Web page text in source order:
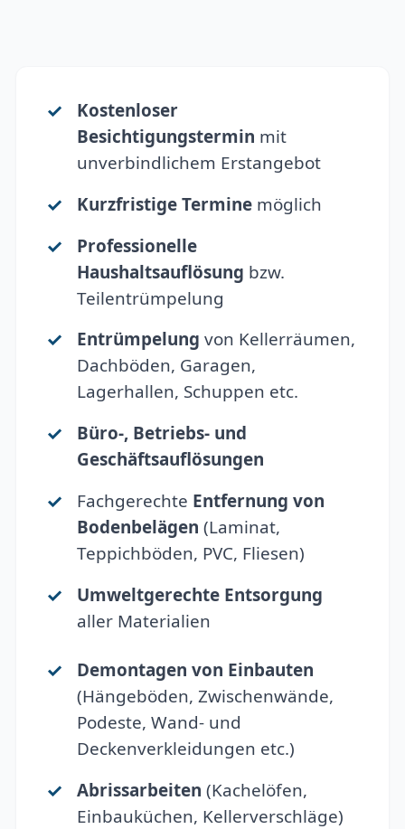
Kostenloser
Besichtigungstermin mit
unverbindlichem Erstangebot
Kurzfristige Terminemöglich
Professionelle
Haushaltsauflösung bzw.
Teilentrümpelung
Entrümpelung von Kellerräumen,
Dachböden, Garagen,
Lagerhallen, Schuppen etc.
Büro-, Betriebs- und
Geschäftsauflösungen
Fachgerechte Entfernung von
Bodenbelägen (Laminat,
Teppichböden, PVC, Fliesen)
Umweltgerechte Entsorgung
aller Materialien
Demontagen von Einbauten
(Hängeböden, Zwischenwände,
Podeste, Wand- und
Deckenverkleidungen etc.)
Abrissarbeiten (Kachelöfen,
Einbauküchen, Kellerverschläge)